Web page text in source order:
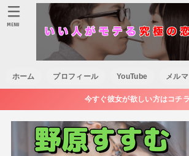
ホーム プロフィール YouTube メル
MENU
今すぐ彼女が欲しい方はコチラ